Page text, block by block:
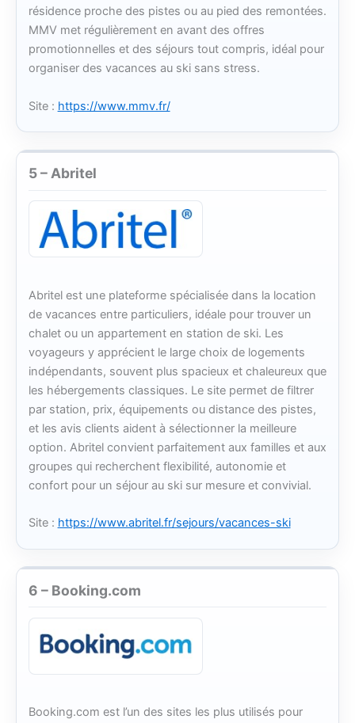
résidence proche des pistes ou au pied des remontées.
MMV met régulièrement en avant des offres
promotionnelles et des séjours tout compris, idéal pour
organiser des vacances au ski sans stress.
Site : https://www.mmv.fr/
5 – Abritel
Abritel est une plateforme spécialisée dans la location
de vacances entre particuliers, idéale pour trouver un
chalet ou un appartement en station de ski. Les
voyageurs y apprécient le large choix de logements
indépendants, souvent plus spacieux et chaleureux que
les hébergements classiques. Le site permet de filtrer
par station, prix, équipements ou distance des pistes,
et les avis clients aident à sélectionner la meilleure
option. Abritel convient parfaitement aux familles et aux
groupes qui recherchent flexibilité, autonomie et
confort pour un séjour au ski sur mesure et convivial.
Site : https://www.abritel.fr/sejours/vacances-ski
6 – Booking.com
Booking.com est l’un des sites les plus utilisés pour